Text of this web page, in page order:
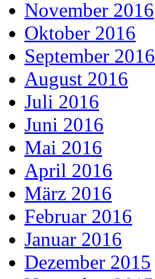
November 2016
Oktober 2016
September 2016
August 2016
Juli 2016
Juni 2016
Mai 2016
April 2016
März 2016
Februar 2016
Januar 2016
Dezember 2015